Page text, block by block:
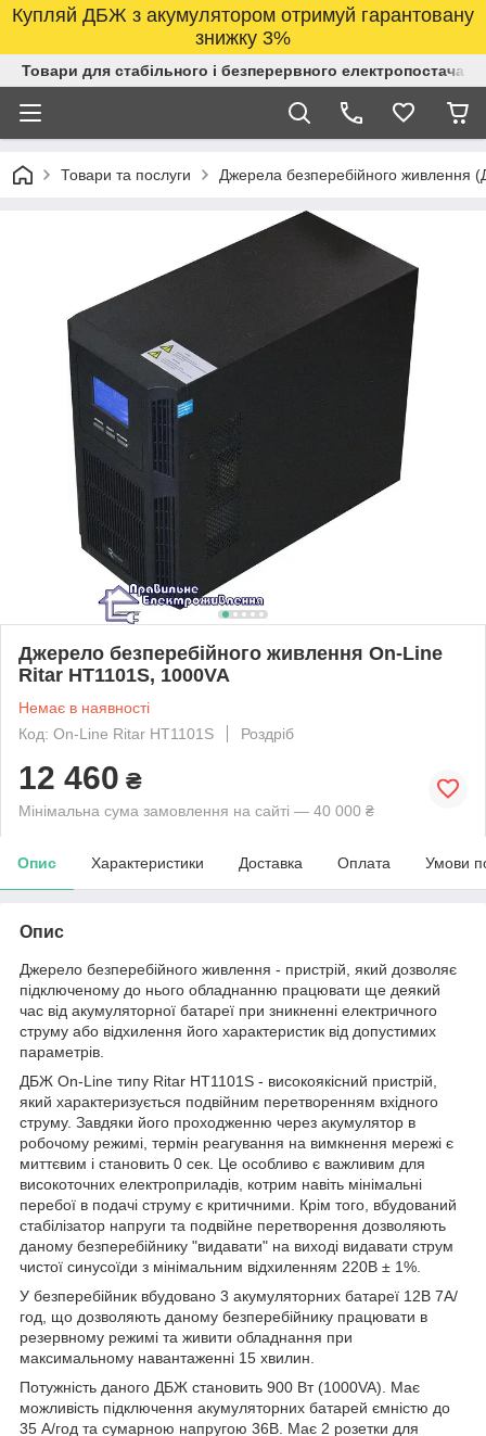
Купляй ДБЖ з акумулятором отримуй гарантовану
знижку 3%
Товари для стабільного і безперервного
Товари та послуги Джерела безперебійного живлення
Джерело безперебійного живлення On-Line
Ritar HT1101S, 1000VA
Немає в наявності
Код: On-Line Ritar HT1101S
Роздріб
12 460 ₴
Мінімальна сума замовлення на сайті — 40 000 ₴
Опис Характеристики Доставка Оплата Умови
Опис
Джерело безперебійного живлення - пристрій, який дозволяє
підключеному до нього обладнанню працювати ще деякий
час від акумуляторної батареї при зникненні електричного
струму або відхилення його характеристик від допустимих
параметрів.
ДБЖ On-Line типу Ritar HT1101S - високоякісний пристрій,
який характеризується подвійним перетворенням вхідного
струму. Завдяки його проходженню через акумулятор в
робочому режимі, термін реагування на вимкнення мережі є
миттєвим і становить 0 сек. Це особливо є важливим для
високоточних електроприладів, котрим навіть мінімальні
перебої в подачі струму є критичними. Крім того, вбудований
стабілізатор напруги та подвійне перетворення дозволяють
даному безперебійнику "видавати" на виході видавати струм
чистої синусоїди з мінімальним відхиленням 220В ± 1%.
У безперебійник вбудовано 3 акумуляторних батареї 12В 7А/
год, що дозволяють даному безперебійнику працювати в
резервному режимі та живити обладнання при
максимальному навантаженні 15 хвилин.
Потужність даного ДБЖ становить 900 Вт (1000VA). Має
можливість підключення акумуляторних батарей ємністю до
35 А/год та сумарною напругою 36В. Має 2 розетки для